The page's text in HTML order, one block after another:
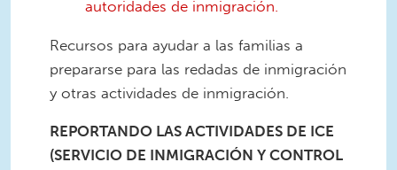
autoridades de inmigración.
Recursos para ayudar a las familias a
prepararse para las redadas de inmigración
y otras actividades de inmigración.
REPORTANDO LAS ACTIVIDADES DE ICE
(SERVICIO DE INMIGRACIÓN Y CONTROL